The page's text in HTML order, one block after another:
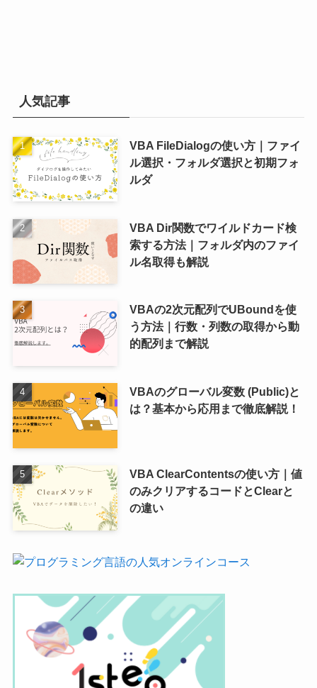
人気記事
VBA FileDialogの使い方｜ファイ
ル選択・フォルダ選択と初期フォ
ルダ
VBA Dir関数でワイルドカード検
索する方法｜フォルダ内のファイ
ル名取得も解説
VBAの2次元配列でUBoundを使
う方法｜行数・列数の取得から動
的配列まで解説
VBAのグローバル変数 (Public)と
は？基本から応用まで徹底解説！
VBA ClearContentsの使い方｜値
のみクリアするコードとClearと
の違い